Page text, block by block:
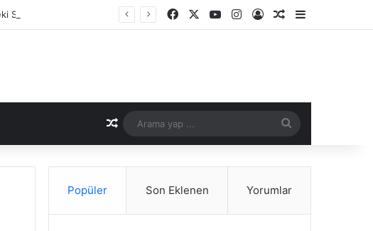
Saçlara Kavuşun Facebook YouTubeInstagramKayıt OlRastgele Makale
Rastgele Makale
yap
Popüler Son Eklenen Yorumlar